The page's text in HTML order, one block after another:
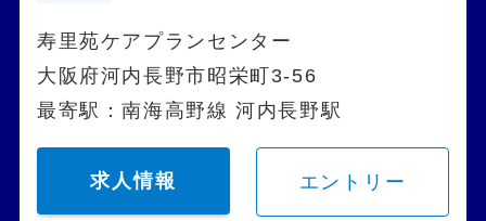
寿里苑ケアプランセンター
大阪府河内長野市昭栄町3-56
最寄駅：南海高野線 河内長野駅
求人情報 エントリー